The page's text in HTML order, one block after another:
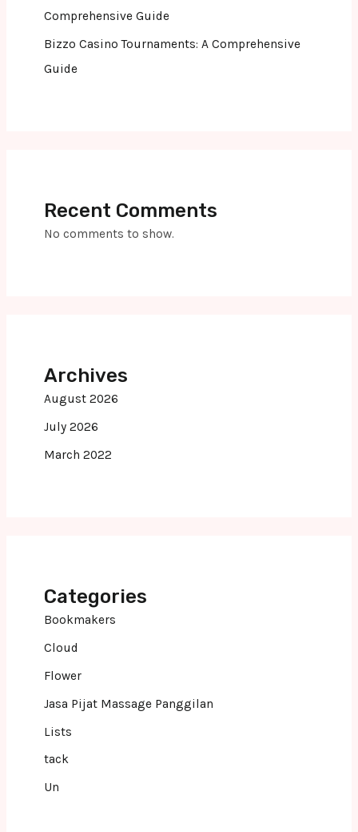
Comprehensive Guide
Bizzo Casino Tournaments: A Comprehensive
Guide
Recent Comments
No comments to show.
Archives
August 2026
July 2026
March 2022
Categories
Bookmakers
Cloud
Flower
Jasa Pijat Massage Panggilan
Lists
tack
Un